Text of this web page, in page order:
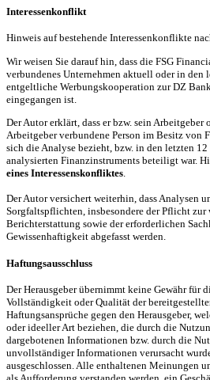
Interessenkonflikt
Hinweis auf bestehende Interessenkonflikte
Wir weisen Sie darauf hin, dass die FSG
verbundenes Unternehmen aktuell oder in
entgeltliche Werbungskooperation zur DZ
eingegangen ist.
Der Autor erklärt, dass er bzw. sein Arbeitgeber
Arbeitgeber verbundene Person im Besitz von
sich die Analyse bezieht, bzw. in den letzten
analysierten Finanzinstruments beteiligt war.
eines Interessenskonfliktes
Der Autor versichert weiterhin, dass Analysen
Sorgfaltspflichten, insbesondere der Pflicht zur
Berichterstattung sowie der erforderlichen
Gewissenhaftigkeit abgefasst werden.
Haftungsausschluss
Der Herausgeber übernimmt keine Gewähr für
Vollständigkeit oder Qualität der
Haftungsansprüche gegen den Herausgeber,
oder ideeller Art beziehen, die durch die
dargebotenen Informationen bzw. durch die
unvollständiger Informationen verursacht
ausgeschlossen. Alle enthaltenen Meinungen